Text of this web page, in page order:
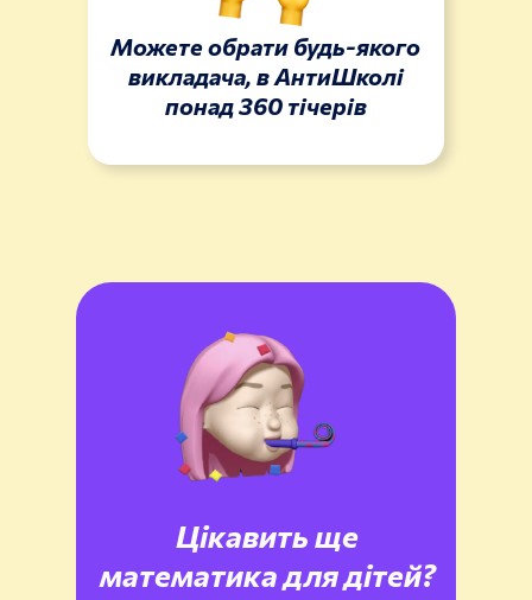
Можете обрати будь-якого
викладача, в АнтиШколі
понад 360 тiчерів
Цікавить ще
математика для дітей?